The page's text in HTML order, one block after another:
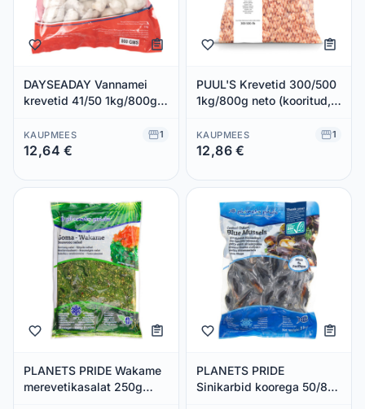
DAYSEADAY Vannamei
krevetid 41/50 1kg/800g
KAUPMEES 1
12,64 €
PUUL'S Krevetid 300/500
1kg/800g neto (kooritud,
KAUPMEES 1
12,86 €
PLANETS PRIDE Wakame
merevetikasalat 250g
PLANETS PRIDE
Sinikarbid koorega 50/80